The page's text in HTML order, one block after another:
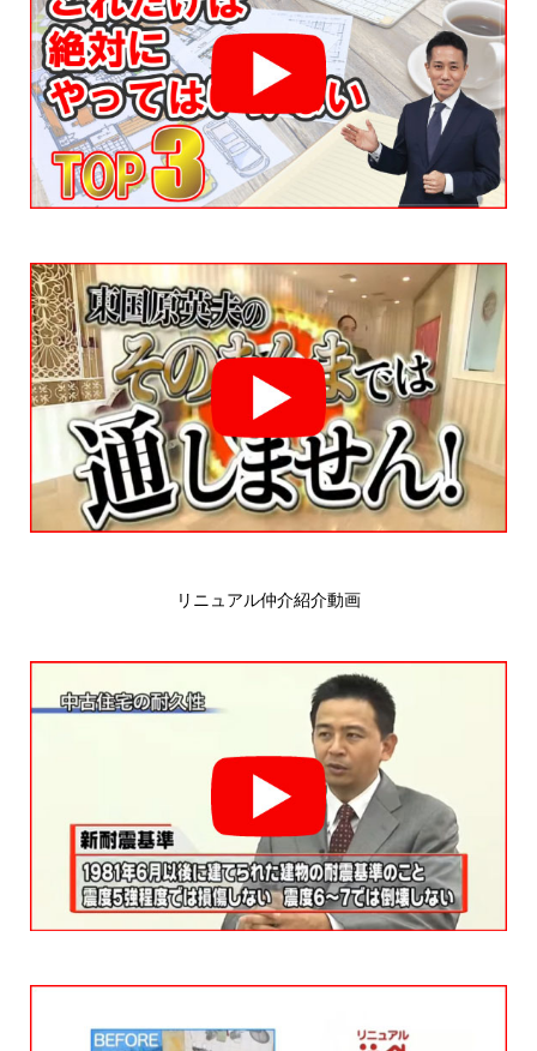
リニュアル仲介紹介動画